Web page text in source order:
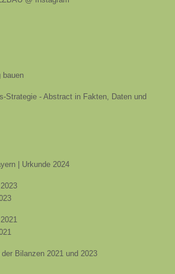
bauen
Strategie - Abstract in Fakten, Daten und
| Urkunde 2024
Bilanzen 2021 und 2023